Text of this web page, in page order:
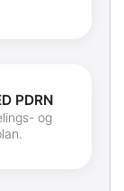
PDRN
og